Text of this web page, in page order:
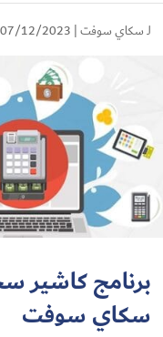
لـسكاي سوفت| 07/12/2023 |
برنامج كاشير
سكاي سوفت